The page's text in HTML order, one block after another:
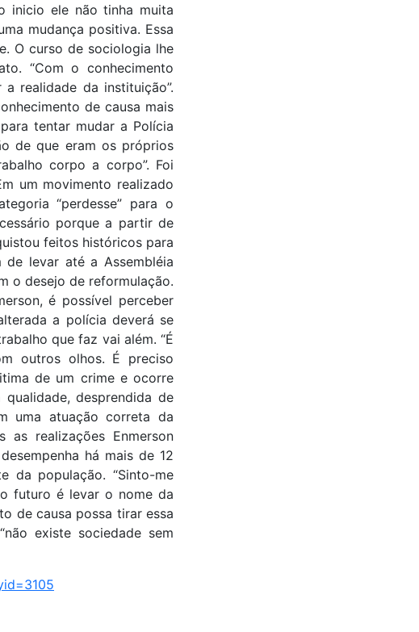
inicio ele não tinha muita
mudança positiva. Essa
O curso de sociologia lhe
“Com o conhecimento
realidade da instituição”.
de causa mais
tentar mudar a Polícia
de que eram os próprios
corpo a corpo”. Foi
um movimento realizado
“perdesse” para o
porque a partir de
feitos históricos para
de levar até a Assembléia
o desejo de reformulação.
é possível perceber
a polícia deverá se
que faz vai além. “É
outros olhos. É preciso
de um crime e ocorre
desprendida de
uma atuação correta da
realizações Enmerson
há mais de 12
da população. “Sinto-me
futuro é levar o nome da
de causa possa tirar essa
existe sociedade sem